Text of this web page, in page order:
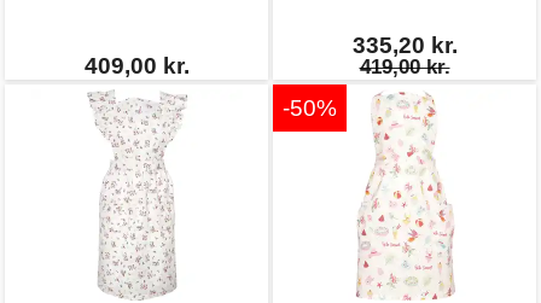
409,00 kr.
335,20 kr.
419,00 kr.
-50%